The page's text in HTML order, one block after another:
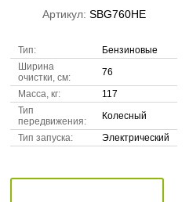
Артикул: SBG760HE
Тип:
Бензиновые
Ширина
очистки, см:
76
Масса, кг:
117
Тип
передвижения:
Колесный
Тип запуска:
Электрический